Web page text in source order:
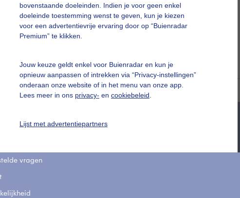
bovenstaande doeleinden. Indien je voor geen enkel
doeleinde toestemming wenst te geven, kun je kiezen
voor een advertentievrije ervaring door op “Buienradar
Premium” te klikken.
Jouw keuze geldt enkel voor Buienradar en kun je
opnieuw aanpassen of intrekken via “Privacy-instellingen”
onderaan onze website of in het menu van onze app.
Lees meer in ons privacy- en cookiebeleid
Lijst met advertentiepartners
slideshow
Een moment geduld aub...
vragen